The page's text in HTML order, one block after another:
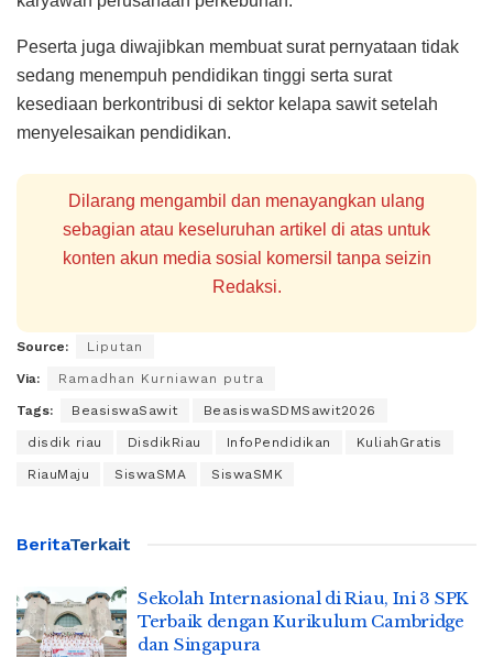
Peserta juga diwajibkan membuat surat pernyataan tidak
sedang menempuh pendidikan tinggi serta surat
kesediaan berkontribusi di sektor kelapa sawit setelah
menyelesaikan pendidikan.
Dilarang mengambil dan menayangkan ulang
sebagian atau keseluruhan artikel di atas untuk
konten akun media sosial komersil tanpa seizin
Redaksi.
Source: Liputan
Via: Ramadhan Kurniawan putra
Tags: BeasiswaSawit BeasiswaSDMSawit2026
disdik riau DisdikRiau InfoPendidikan KuliahGratis
RiauMaju SiswaSMA SiswaSMK
BeritaTerkait
Sekolah Internasional di Riau, Ini 3 SPK
Terbaik dengan Kurikulum Cambridge
dan Singapura